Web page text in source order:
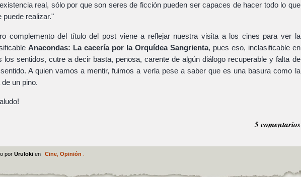
real, sólo por que son seres de ficción pueden ser capaces de hacer todo lo que
puede realizar."
complemento del título del post viene a reflejar nuestra visita a los cines para ver la
Anacondas: La cacería por la Orquídea Sangrienta, pues eso, inclasificable en
los sentidos, cutre a decir basta, penosa, carente de algún diálogo recuperable y falta de
A quien vamos a mentir, fuimos a verla pese a saber que es una basura como la
un pino.
5 comentarios
por Uruloki en Cine, Opinión